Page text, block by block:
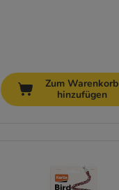
Zum Warenkorb
hinzufügen